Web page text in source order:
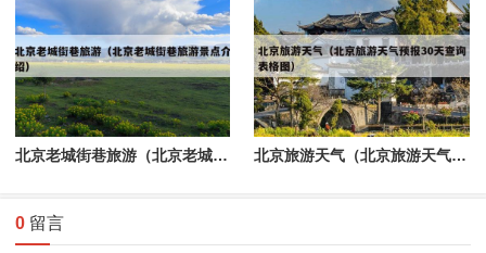
北京老城街巷旅游（北京老城街巷旅游景点介绍） 北京旅游天气（北京旅游天气预报30天查询表格图）
0 留言